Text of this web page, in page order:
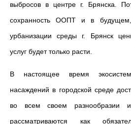
выбросов в центре г. Брянска.
сохранность ООПТ и в
урбанизации среды г. Брянск
услуг будет только расти.
В настоящее время
насаждений в городской среде
во всем своем разнообразии
рассматриваются как